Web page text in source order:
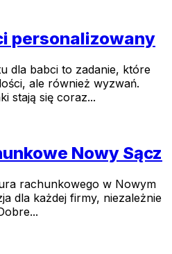
personalizowany
dla babci to zadanie, które
ale również wyzwań.
stają się coraz...
Nowy Sącz
rachunkowego w Nowym
dla każdej firmy, niezależnie